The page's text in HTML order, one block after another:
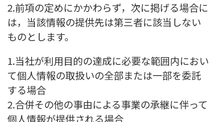
2.前項の定めにかかわらず，次に掲げる場合に
は，当該情報の提供先は第三者に該当しない
ものとします。
1.当社が利用目的の達成に必要な範囲内におい
て個人情報の取扱いの全部または一部を委託
する場合
2.合併その他の事由による事業の承継に伴って
個人情報が提供される場合